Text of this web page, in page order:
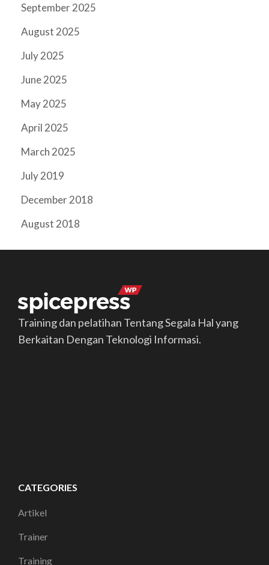
September 2025
August 2025
July 2025
June 2025
May 2025
April 2025
March 2025
July 2019
December 2018
August 2018
Training dan pelatihan Tentang Segala Hal yang
Berkaitan Dengan Teknologi Informasi.
CATEGORIES
Artikel
Trainer
Training